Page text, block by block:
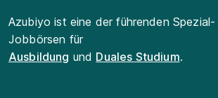
Azubiyo ist eine der führenden Spezial-
Jobbörsen für
Ausbildung und Duales Studium.